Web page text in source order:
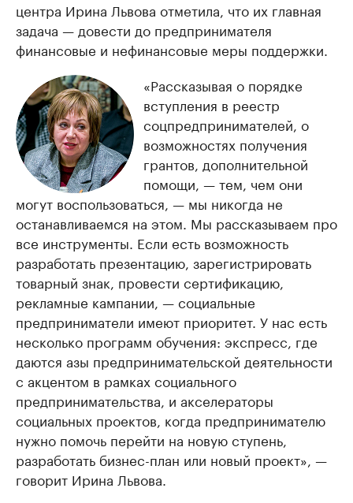
центра Ирина Львова отметила, что их главная
задача — довести до предпринимателя
финансовые и нефинансовые меры поддержки.
«Рассказывая о порядке
вступления в реестр
соцпредпринимателей, о
возможностях получения
грантов, дополнительной
помощи, — тем, чем они
могут воспользоваться, — мы никогда не
останавливаемся на этом. Мы рассказываем про
все инструменты. Если есть возможность
разработать презентацию, зарегистрировать
товарный знак, провести сертификацию,
рекламные кампании, — социальные
предприниматели имеют приоритет. У нас есть
несколько программ обучения: экспресс, где
даются азы предпринимательской деятельности
с акцентом в рамках социального
предпринимательства, и акселераторы
социальных проектов, когда предпринимателю
нужно помочь перейти на новую ступень,
разработать бизнес-план или новый проект», —
говорит Ирина Львова.